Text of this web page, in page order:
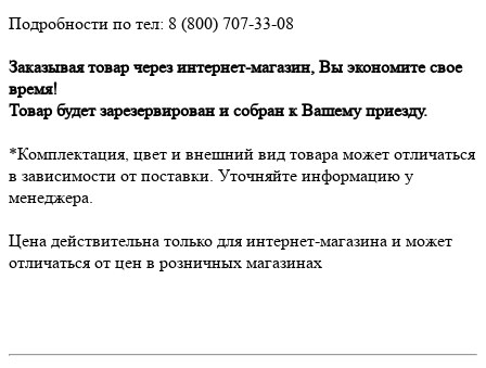
Подробности по тел: 8 (800) 707-33-08
Заказывая товар через интернет-магазин, Вы экономите свое
время!
Товар будет зарезервирован и собран к Вашему приезду.
*Комплектация, цвет и внешний вид товара может отличаться
в зависимости от поставки. Уточняйте информацию у
менеджера.
Цена действительна только для интернет-магазина и может
отличаться от цен в розничных магазинах